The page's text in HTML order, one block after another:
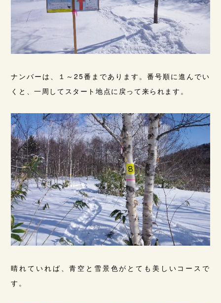
ナンバーは、１～25番まであります。番号順に進んでい
くと、一周してスタート地点に戻って来られます。
晴れていれば、青空と雪景色がとても美しいコースで
す。